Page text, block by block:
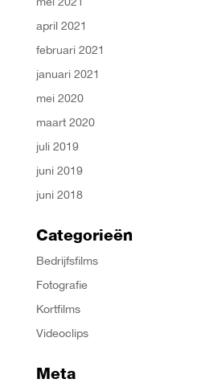
april 2021
februari 2021
januari 2021
mei 2020
maart 2020
juli 2019
juni 2019
juni 2018
Categorieën
Bedrijfsfilms
Fotografie
Kortfilms
Videoclips
Meta